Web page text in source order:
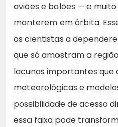
aviões e balões — e
manterem em órbita.
os cientistas a
que só amostram a
lacunas importantes que
meteorológicas e
possibilidade de acesso
essa faixa pode